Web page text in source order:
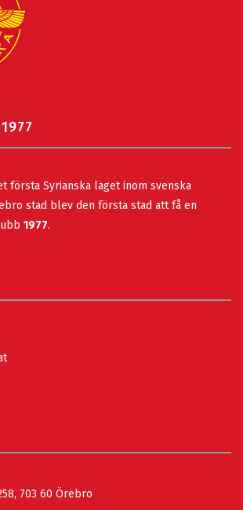
första Syrianska laget inom svenska
stad blev den första stad att få en
1977.
703 60 Örebro